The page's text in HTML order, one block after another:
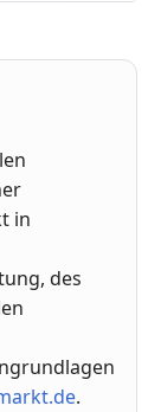
in
des
.